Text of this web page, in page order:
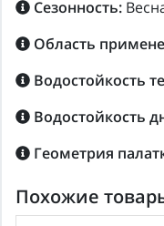
Сезонность:
Область
Водостойкость
Водостойкость
Геометрия
Похожие